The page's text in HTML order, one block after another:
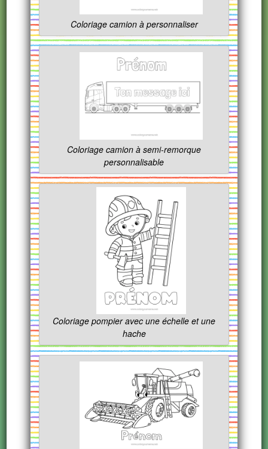
Coloriage camion à personnaliser
Coloriage camion à semi-remorque
personnalisable
Coloriage pompier avec une échelle et une
hache